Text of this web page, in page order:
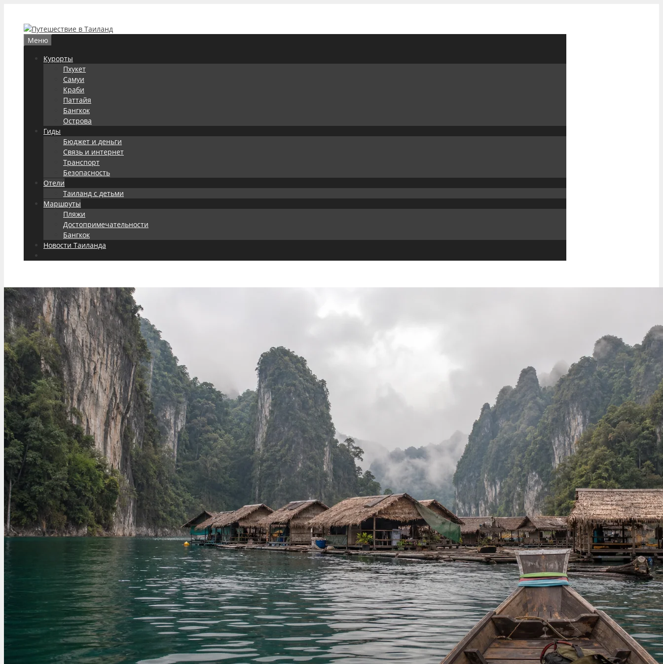
содержимому
Меню
Курорты
Пхукет
Самуи
Краби
Паттайя
Бангкок
Острова
Гиды
Бюджет и деньги
Связь и интернет
Транспорт
Безопасность
Отели
Таиланд с детьми
Маршруты
Пляжи
Достопримечательности
Бангкок
Новости Таиланда